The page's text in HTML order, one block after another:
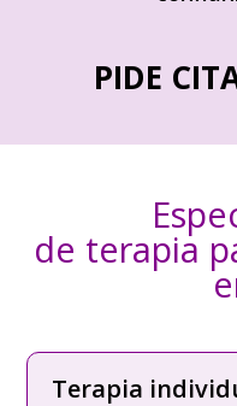
PIDE
de terapia
Terapia